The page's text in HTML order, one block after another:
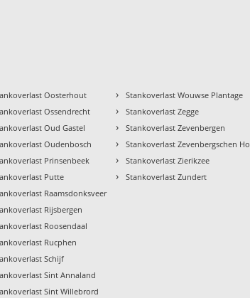
Oosterhout
Ossendrecht
Oud Gastel
Oudenbosch
Prinsenbeek
Putte
Raamsdonksveer
Rijsbergen
Roosendaal
Rucphen
Schijf
Sint Annaland
Sint Willebrord
› Stankoverlast Wouwse Plantage
› Stankoverlast Zegge
› Stankoverlast Zevenbergen
› Stankoverlast Zevenbergschen
› Stankoverlast Zierikzee
› Stankoverlast Zundert